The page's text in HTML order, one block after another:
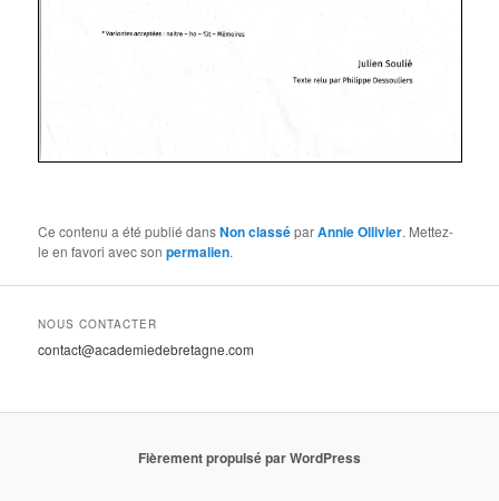
Ce contenu a été publié dansNon classéparAnnie Ollivier. Mettez-
le en favori avec sonpermalien.
NOUS CONTACTER
contact@academiedebretagne.com
Fièrement propulsé par WordPress